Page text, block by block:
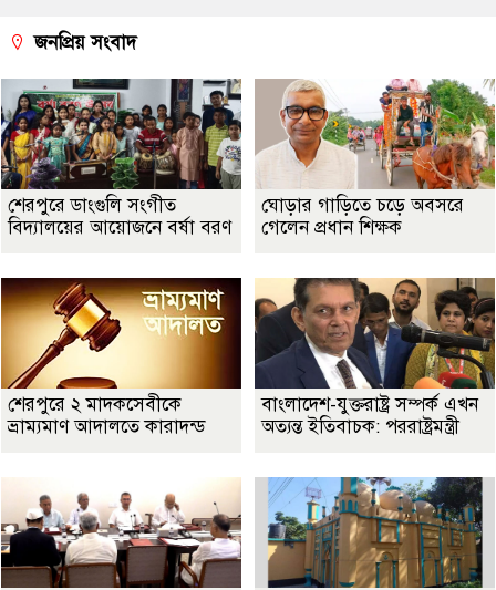
জনপ্রিয় সংবাদ
শেরপুরে ডাংগুলি সংগীত
বিদ্যালয়ের আয়োজনে বর্ষা বরণ
ঘোড়ার গাড়িতে চড়ে অবসরে
গেলেন প্রধান শিক্ষক
শেরপুরে ২ মাদকসেবীকে
ভ্রাম্যমাণ আদালতে কারাদন্ড
বাংলাদেশ-যুক্তরাষ্ট্র সম্পর্ক এখন
অত্যন্ত ইতিবাচক: পররাষ্ট্রমন্ত্রী